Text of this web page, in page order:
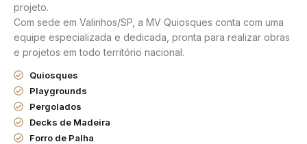
projeto.
Com sede em Valinhos/SP, a MV Quiosques conta com uma
equipe especializada e dedicada, pronta para realizar obras
e projetos em todo território nacional.
Quiosques
Playgrounds
Pergolados
Decks de Madeira
Forro de Palha